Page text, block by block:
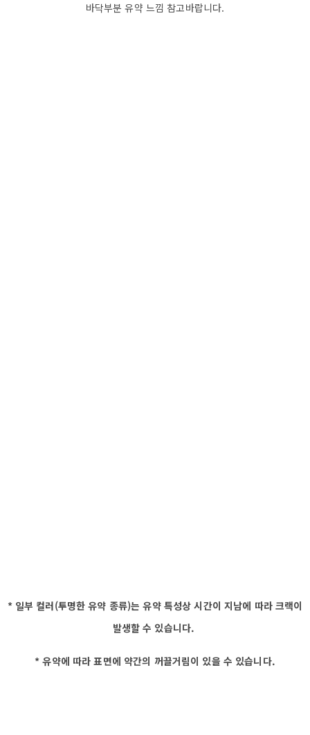
바닥부분 유약 느낌 참고바랍니다.
* 일부 컬러(투명한 유약 종류)는 유약 특성상 시간이 지남에 따라 크랙이
발생할 수 있습니다.
* 유약에 따라 표면에 약간의 꺼끌거림이 있을 수 있습니다.